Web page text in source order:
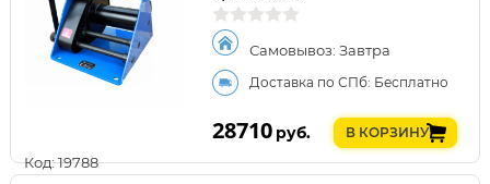
Код: 19788
Самовывоз: Завтра
Доставка по СПб: Бесплатно
28710 руб. В КОРЗИНУ